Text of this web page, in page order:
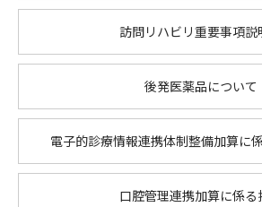
訪問リハビリ重要事項説
後発医薬品について
電子的診療情報連携体制整備加算に
口腔管理連携加算に係る